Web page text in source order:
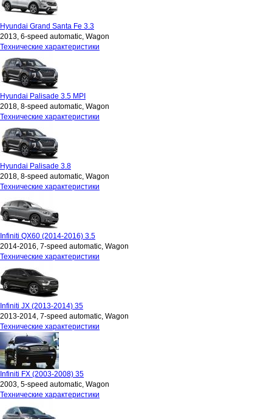
Hyundai Grand Santa Fe 3.3
2013, 6-speed automatic, Wagon
Технические характеристики
Hyundai Palisade 3.5 MPI
2018, 8-speed automatic, Wagon
Технические характеристики
Hyundai Palisade 3.8
2018, 8-speed automatic, Wagon
Технические характеристики
Infiniti QX60 (2014-2016) 3.5
2014-2016, 7-speed automatic, Wagon
Технические характеристики
Infiniti JX (2013-2014) 35
2013-2014, 7-speed automatic, Wagon
Технические характеристики
Infiniti FX (2003-2008) 35
2003, 5-speed automatic, Wagon
Технические характеристики